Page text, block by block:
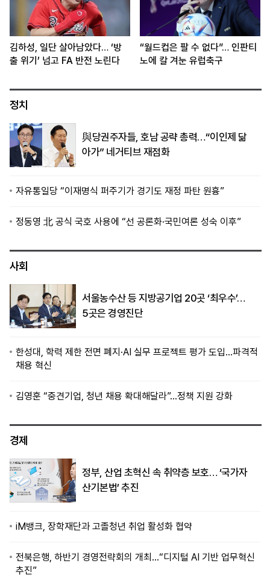
김하성, 일단 살아남았다… ‘방
출 위기’ 넘고 FA 반전 노린다
“월드컵은 팔 수 없다”… 인판티
노에 칼 겨눈 유럽축구
정치
與당권주자들, 호남 공략 총력…“이인제 닮
아가” 네거티브 재점화
자유통일당 “이재명식 퍼주기가 경기도 재정 파탄 원흉”
정동영 北 공식 국호 사용에 “선 공론화·국민여론 성숙 이후”
사회
서울농수산 등 지방공기업 20곳 ‘최우수’…
5곳은 경영진단
한성대, 학력 제한 전면 폐지·AI 실무 프로젝트 평가 도입…파격적
채용 혁신
김영훈 “중견기업, 청년 채용 확대해달라”…정책 지원 강화
경제
정부, 산업 초혁신 속 취약층 보호… ‘국가자
산기본법’ 추진
iM뱅크, 장학재단과 고졸청년 취업 활성화 협약
전북은행, 하반기 경영전략회의 개최…“디지털 AI 기반 업무혁신
추진”